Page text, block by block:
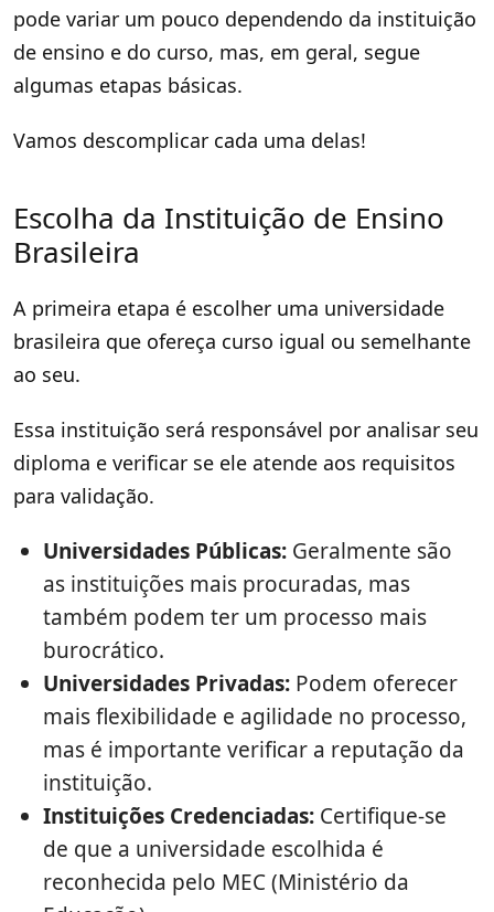
pode variar um pouco dependendo da instituição
de ensino e do curso, mas, em geral, segue
algumas etapas básicas.
Vamos descomplicar cada uma delas!
Escolha da Instituição de Ensino
Brasileira
A primeira etapa é escolher uma universidade
brasileira que ofereça curso igual ou semelhante
ao seu.
Essa instituição será responsável por analisar seu
diploma e verificar se ele atende aos requisitos
para validação.
Universidades Públicas: Geralmente são
as instituições mais procuradas, mas
também podem ter um processo mais
burocrático.
Universidades Privadas: Podem oferecer
mais flexibilidade e agilidade no processo,
mas é importante verificar a reputação da
instituição.
Instituições Credenciadas: Certifique-se
de que a universidade escolhida é
reconhecida pelo MEC (Ministério da